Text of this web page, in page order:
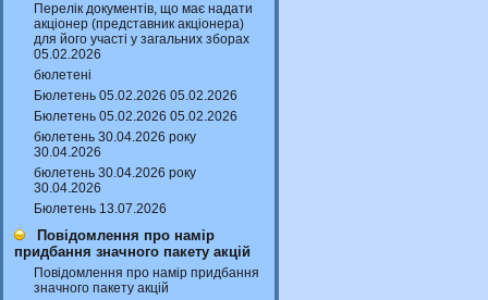
Перелік документів, що має надати
акціонер (представник акціонера)
для його участі у загальних зборах
05.02.2026
бюлетені
Бюлетень 05.02.2026 05.02.2026
Бюлетень 05.02.2026 05.02.2026
бюлетень 30.04.2026 року
30.04.2026
бюлетень 30.04.2026 року
30.04.2026
Бюлетень 13.07.2026
Повідомлення про намір
придбання значного пакету акцій
Повідомлення про намір придбання
значного пакету акцій